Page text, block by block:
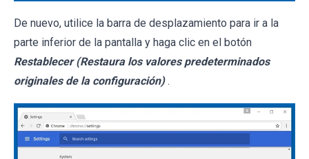
De nuevo, utilice la barra de desplazamiento para ir a la
parte inferior de la pantalla y haga clic en el botón
Restablecer (Restaura los valores predeterminados
originales de la configuración) .